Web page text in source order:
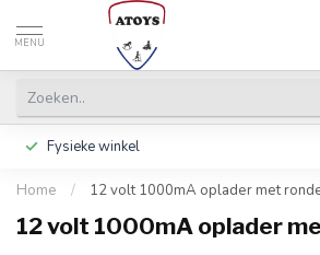
MENU
Fysieke winkel
Home / 12 volt 1000mA oplader met
12 volt 1000mA oplader